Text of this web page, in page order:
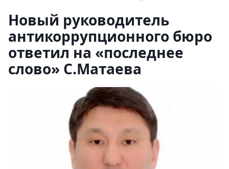
Новый руководитель
антикоррупционного бюро
ответил на «последнее
слово» С.Матаева